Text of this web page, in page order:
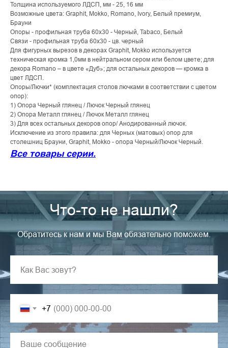
Толщина используемого ЛДСП, мм - 25, 16 мм
Возможные цвета: Graphit, Mokko, Romano, Ivory, Белый премиум,
Брауни
Опоры - профильная труба 60х30 - Черный, Tabaco, Белый
Связи - профильная труба 60х30 - цв. черный
Для фигурных вырезов в декорах Graphit, Mokko используется
техническая кромка 1,0мм в нейтральном сером или белом цвете; для
декора Romano – в цвете «Дуб»; для остальных декоров — кромка в
цвет ЛДСП.
Опоры/Лючки* (комплектация столов лючками в соответствии с цветом
опор):
1) Опора Черный глянец / Лючок Черный глянец
2) Опора Металл глянец / Лючок Металл глянец
3) Для всех остальных декоров опор/ Анодированный лючок.
Исключение из этого правила: для Черных (матовых) опор для
столешниц Брауни, Graphit, Mokko - опора Черный/Лючок Черный.
Все товары серии.
Что-то не нашли?
Обратитесь к нам и мы Вам обязательно поможем.
+7